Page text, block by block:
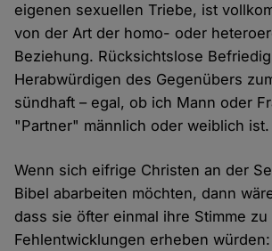
eigenen sexuellen Triebe, ist
von der Art der homo- oder
Beziehung. Rücksichtslose
Herabwürdigen des Gegenübers
sündhaft – egal, ob ich Mann oder
"Partner" männlich oder weiblich ist.
Wenn sich eifrige Christen an der
Bibel abarbeiten möchten, dann
dass sie öfter einmal ihre Stimme zu
Fehlentwicklungen erheben